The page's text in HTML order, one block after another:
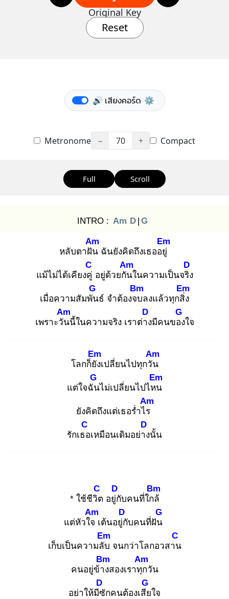
Original Key
Reset
🔊 เสียงคอร์ด ⚙️
Metronome − 70 + Compact
Full Scroll
INTRO : Am D | G
หลับตาฝัน
Am
ฉันยังคิดถึงเธออยู่
Em
แม้ไม่ได้เคียงคู่
C
อยู่ด้วยกัน
Am
ในความเป็นจริง
D
เมื่อความสัมพัน
G
ธ์ จำต้องจบ
Bm
ลงแล้วทุกสิ่ง
Em
เพราะวัน
Am
นี้ในความจริง เราต่าง
D
มีคนของ
G
ใจ
โลกก็ยัง
Em
เปลี่ยนไปทุกวัน
Am
แต่ใจฉัน
G
ไม่เปลี่ยนไปไหน
Em
ยังคิดถึงแต่เธอร่ำไร
Am
รักเธอ
C
เหมือนเดิมอย่าง
D
นั้น
* ใช้ชีวิต
C
อยู่กั
D
บคนที่ใกล้
Bm
แต่หัวใจ
Am
เต้นอยู่กั
D
บคนที่ฝัน
G
เก็บเป็นความลับ
Em
จนกว่าโลกอวสาน
C
คนอยู่ข้าง
Bm
สองเราทุก
Am
วัน
อย่าให้มีซั
D
กคนต้องเสีย
G
ใจ